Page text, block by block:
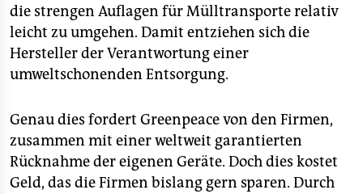
die strengen Auflagen für Mülltransporte relativ
leicht zu umgehen. Damit entziehen sich die
Hersteller der Verantwortung einer
umweltschonenden Entsorgung.
Genau dies fordert Greenpeace von den Firmen,
zusammen mit einer weltweit garantierten
Rücknahme der eigenen Geräte. Doch dies kostet
Geld, das die Firmen bislang gern sparen. Durch